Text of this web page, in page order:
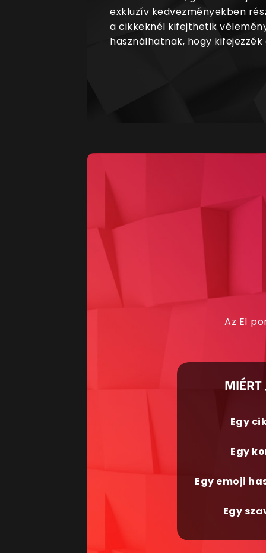
exkluzív kedvezményekben
a cikkeknél kifejthetik
használhatnak, hogy
Az E1
MIÉRT
Egy
Egy
Egy emoji
Egy